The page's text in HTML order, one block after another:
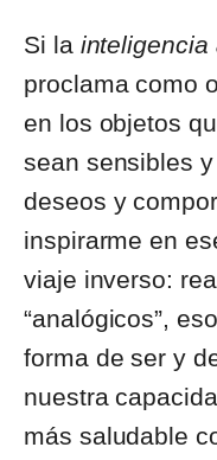
Si la inteligencia
proclama como
en los objetos
sean sensibles
deseos y
inspirarme en
viaje inverso:
“analógicos”,
forma de ser y
nuestra
más saludable